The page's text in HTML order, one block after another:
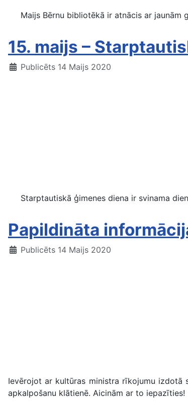
Maijs Bērnu bibliotēkā ir atnācis ar jaunām
15. maijs –
Publicēts 14 Maijs 2020
Starptautiskā ģimenes diena ir svinama
Papildināta
Publicēts 14 Maijs 2020
Ievērojot ar kultūras ministra rīkojumu izdotā
apkalpošanu klātienē. Aicinām ar to